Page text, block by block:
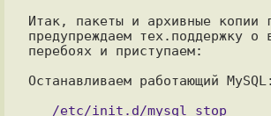
Итак, пакеты и архивные копии
предупреждаем тех.поддержку о
перебоях и приступаем:
Останавливаем работающий MySQL: